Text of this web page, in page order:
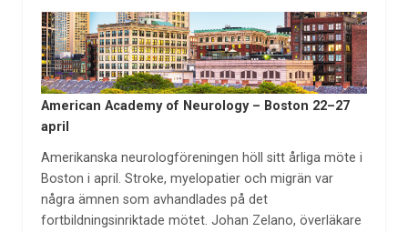
American Academy of Neurology – Boston 22–27
april
Amerikanska neurologföreningen höll sitt årliga möte i
Boston i april. Stroke, myelopatier och migrän var
några ämnen som avhandlades på det
fortbildningsinriktade mötet. Johan Zelano, överläkare